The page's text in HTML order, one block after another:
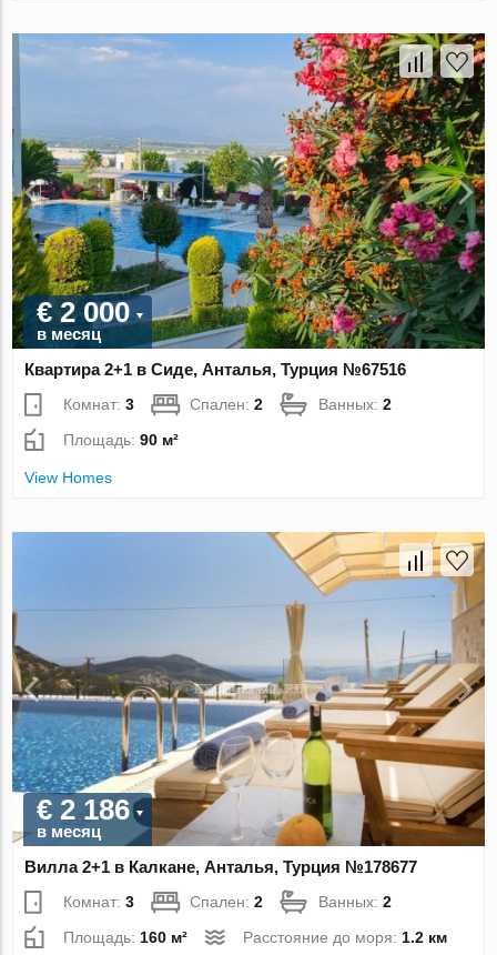
€ 2 000
в месяц
Квартира 2+1 в Сиде, Анталья, Турция №67516
Комнат:3 Спален:2 Ванных:2
Площадь:90 м²
View Homes
€ 2 186
в месяц
Вилла 2+1 в Калкане, Анталья, Турция №178677
Комнат:3 Спален:2 Ванных:2
Площадь:160 м² Расстояние до моря:1.2 км